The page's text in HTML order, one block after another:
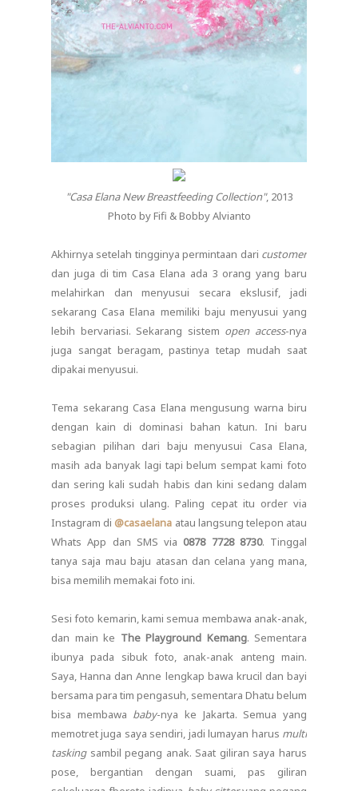
"Casa Elana New Breastfeeding Collection", 2013
Photo by Fifi & Bobby Alvianto
Akhirnya setelah tingginya permintaan dari customer
dan juga di tim Casa Elana ada 3 orang yang baru
melahirkan dan menyusui secara ekslusif, jadi
sekarang Casa Elana memiliki baju menyusui yang
lebih bervariasi. Sekarang sistem open access-nya
juga sangat beragam, pastinya tetap mudah saat
dipakai menyusui.
Tema sekarang Casa Elana mengusung warna biru
dengan kain di dominasi bahan katun. Ini baru
sebagian pilihan dari baju menyusui Casa Elana,
masih ada banyak lagi tapi belum sempat kami foto
dan sering kali sudah habis dan kini sedang dalam
proses produksi ulang. Paling cepat itu order via
Instagram di @casaelana atau langsung telepon atau
Whats App dan SMS via 0878 7728 8730. Tinggal
tanya saja mau baju atasan dan celana yang mana,
bisa memilih memakai foto ini.
Sesi foto kemarin, kami semua membawa anak-anak,
dan main ke The Playground Kemang. Sementara
ibunya pada sibuk foto, anak-anak anteng main.
Saya, Hanna dan Anne lengkap bawa krucil dan bayi
bersama para tim pengasuh, sementara Dhatu belum
bisa membawa baby-nya ke Jakarta. Semua yang
memotret juga saya sendiri, jadi lumayan harus multi
taskingsambil pegang anak. Saat giliran saya harus
pose, bergantian dengan suami, pas giliran